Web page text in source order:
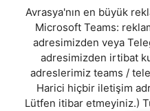
Avrasya'nın en büyük
Microsoft Teams:
adresimizden veya
adresimizden irtibat
adreslerimiz teams /
Harici hiçbir iletişim
Lütfen itibar etmeyiniz.)